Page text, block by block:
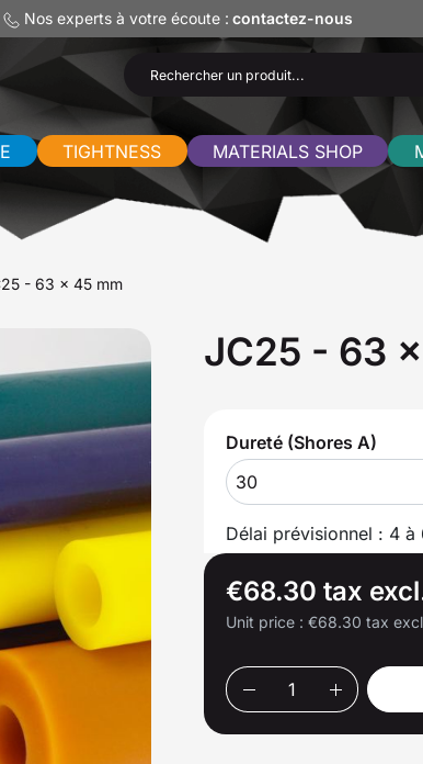
Nos experts à votre écoute : contactez-nous
TIGHTNESS MATERIALS SHOP
- 63 x 45 mm
JC25 - 63
Dureté (Shores A)
30
Délai prévisionnel : 4
€68.30 tax
Unit price : €68.30 tax